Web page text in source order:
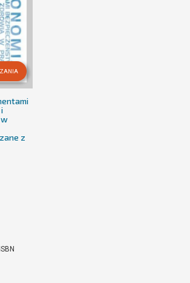
z